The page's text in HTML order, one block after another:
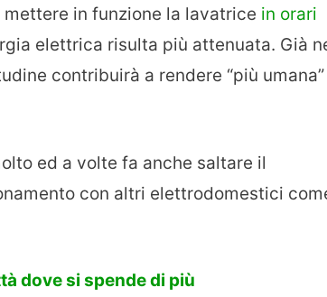
in funzione la lavatrice in orari
elettrica risulta più attenuata. Già
contribuirà a rendere “più
ed a volte fa anche saltare il
con altri elettrodomestici
dove si spende di più